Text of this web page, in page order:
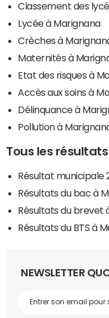
Classement des
Lycée à Marignana
Crèches à
Maternités à
Etat des risques à
Accès aux soins à
Délinquance à
Pollution à
Tous les
Résultat municipale
Résultats du bac à
Résultats du brevet
Résultats du BTS à
NEWSLETTER